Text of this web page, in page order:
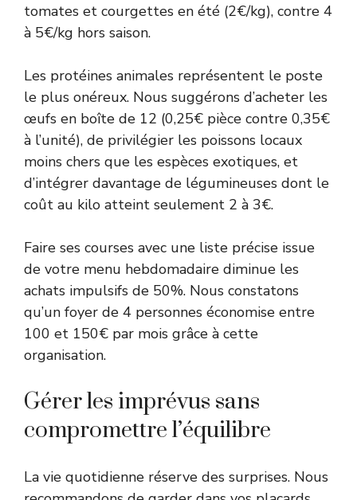
tomates et courgettes en été (2€/kg), contre 4
à 5€/kg hors saison.
Les protéines animales représentent le poste
le plus onéreux. Nous suggérons d’acheter les
œufs en boîte de 12 (0,25€ pièce contre 0,35€
à l’unité), de privilégier les poissons locaux
moins chers que les espèces exotiques, et
d’intégrer davantage de légumineuses dont le
coût au kilo atteint seulement 2 à 3€.
Faire ses courses avec une liste précise issue
de votre menu hebdomadaire diminue les
achats impulsifs de 50%. Nous constatons
qu’un foyer de 4 personnes économise entre
100 et 150€ par mois grâce à cette
organisation.
Gérer les imprévus sans
compromettre l’équilibre
La vie quotidienne réserve des surprises. Nous